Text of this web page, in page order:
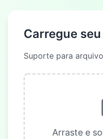
Carregue seu
Suporte para
Arraste e